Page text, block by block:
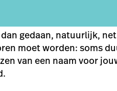
gedaan, natuurlijk,
moet worden: soms
van een naam voor